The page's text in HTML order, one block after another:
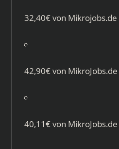
32,40€ von Mikrojobs.de
42,90€ von MikroJobs.de
40,11€ von MikroJobs.de